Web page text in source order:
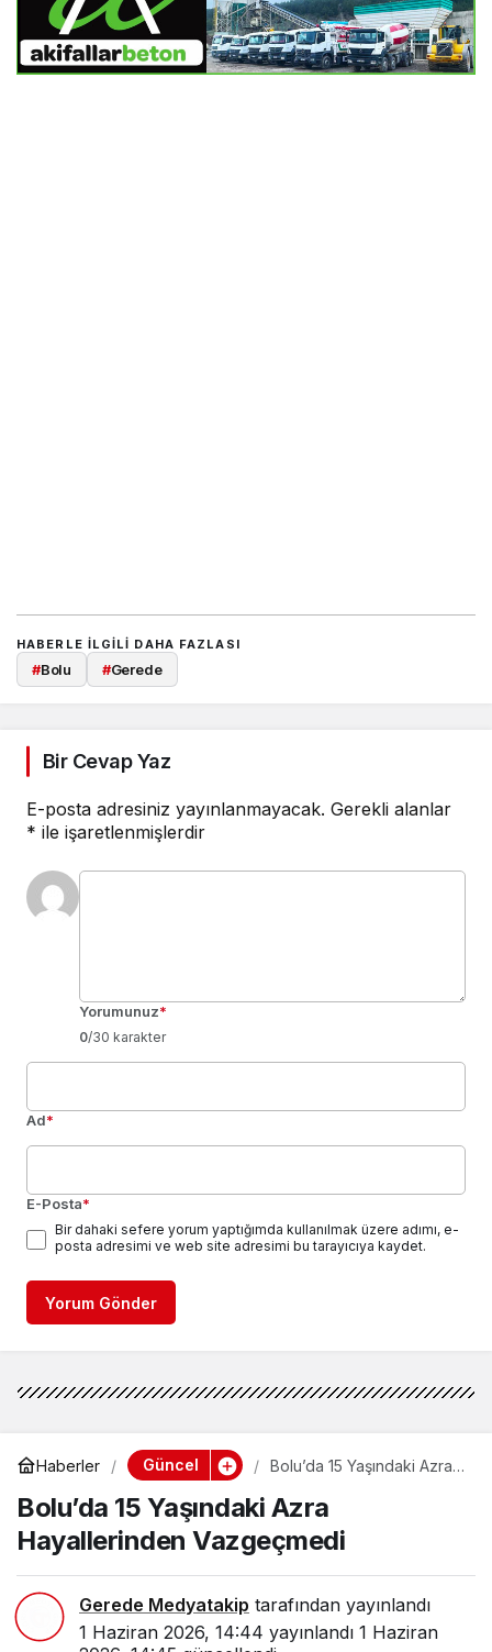
HABERLE ILGILI DAHA FAZLASI
#Bolu #Gerede
Bir Cevap Yaz
E-posta adresiniz yayınlanmayacak. Gerekli alanlar
* ile işaretlenmişlerdir
Yorumunuz*
0/30 karakter
Ad*
E-Posta*
Bir dahaki sefere yorum yaptığımda kullanılmak üzere adımı, e-
posta adresimi ve web site adresimi bu tarayıcıya kaydet.
Yorum Gönder
Haberler Güncel
Bolu’da 15 Yaşındaki Azra
Vazgeçmedi
Bolu’da 15 Yaşındaki Azra
Hayallerinden Vazgeçmedi
Gerede Medyatakip tarafından yayınlandı
1 Haziran 2026, 14:44 yayınlandı 1 Haziran